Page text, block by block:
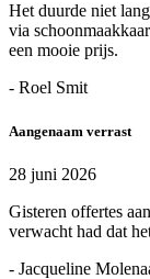
Het duurde niet
via
een mooie prijs.
- Roel Smit
Aangenaam verrast
28 juni 2026
Gisteren offertes
verwacht had dat
- Jacqueline